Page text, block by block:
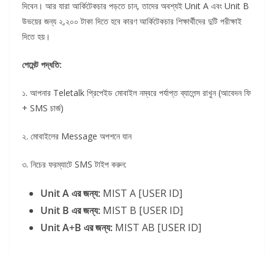
দিবেন। আর যারা আর্কিটেকচার পড়তে চান, তাদের অবশ্যই Unit A এবং Unit B
উভয়ের জন্য ২,২০০ টাকা দিতে হবে কারণ আর্কিটেকচার শিক্ষার্থীদের দুটি পরীক্ষাই
দিতে হয়।
পেমেন্ট পদ্ধতি:
১. আপনার Teletalk প্রিপেইড মোবাইল নম্বরে পর্যাপ্ত ব্যালেন্স রাখুন (আবেদন ফি
+ SMS চার্জ)
২. মোবাইলের Message অপশনে যান
৩. নিচের ফরম্যাটে SMS টাইপ করুন:
Unit A এর জন্য: MIST A [USER ID]
Unit B এর জন্য: MIST B [USER ID]
Unit A+B এর জন্য: MIST AB [USER ID]